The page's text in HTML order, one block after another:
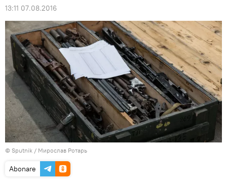
13:11 07.08.2016
© Sputnik / Мирослав Ротарь
Abonare